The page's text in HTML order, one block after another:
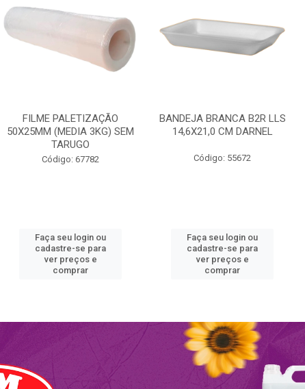
FILME PALETIZAÇÃO
50X25MM (MEDIA 3KG) SEM
TARUGO
Código: 67782
Faça seu login ou
cadastre-se para
ver preços e
comprar
BANDEJA BRANCA B2R LLS
14,6X21,0 CM DARNEL
Código: 55672
Faça seu login ou
cadastre-se para
ver preços e
comprar